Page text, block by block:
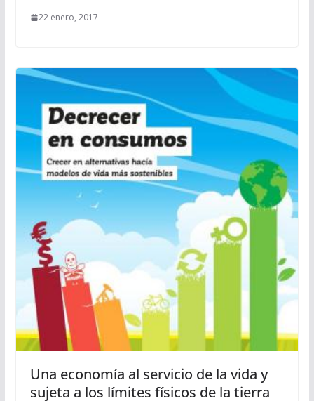
22 enero, 2017
Una economía al servicio de la vida y
sujeta a los límites físicos de la tierra